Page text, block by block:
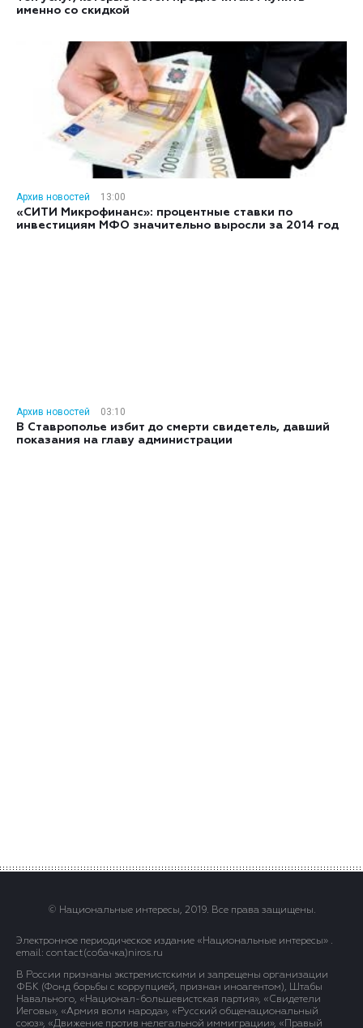
именно со скидкой
Архив новостей
13:00
«СИТИ Микрофинанс»: процентные ставки по
инвестициям МФО значительно выросли за 2014 год
Архив новостей
03:10
В Ставрополье избит до смерти свидетель, давший
показания на главу администрации
© Национальные интересы, 2019. Все права защищены.
Электронное периодическое издание «Национальные интересы» .
email: contact(сoбaчка)niros.ru
В России признаны экстремистскими и запрещены организации
ФБК (Фонд борьбы с коррупцией, признан иноагентом), Штабы
Навального, «Национал-большевистская партия», «Свидетели
Иеговы», «Армия воли народа», «Русский общенациональный
союз», «Движение против нелегальной иммиграции», «Правый